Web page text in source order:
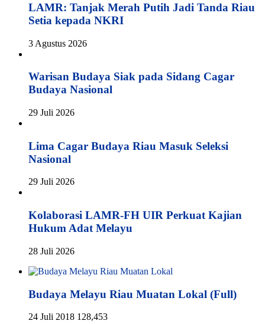
LAMR: Tanjak Merah Putih Jadi Tanda Riau
Setia kepada NKRI
3 Agustus 2026
Warisan Budaya Siak pada Sidang Cagar
Budaya Nasional
29 Juli 2026
Lima Cagar Budaya Riau Masuk Seleksi
Nasional
29 Juli 2026
Kolaborasi LAMR-FH UIR Perkuat Kajian
Hukum Adat Melayu
28 Juli 2026
Budaya Melayu Riau Muatan Lokal (Full)
24 Juli 2018 128,453